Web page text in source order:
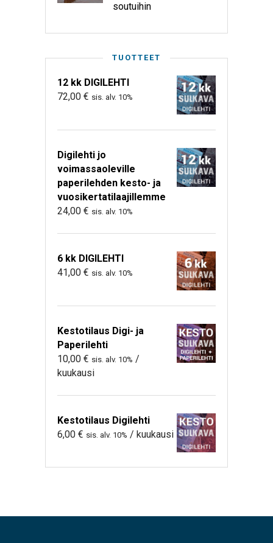
soutuihin
TUOTTEET
12 kk DIGILEHTI
72,00 € sis. alv. 10%
Digilehti jo
voimassaoleville
paperilehden kesto- ja
vuosikertatilaajillemme
24,00 € sis. alv. 10%
6 kk DIGILEHTI
41,00 € sis. alv. 10%
Kestotilaus Digi- ja
Paperilehti
10,00 € sis. alv. 10% /
kuukausi
Kestotilaus Digilehti
6,00 € sis. alv. 10% / kuukausi